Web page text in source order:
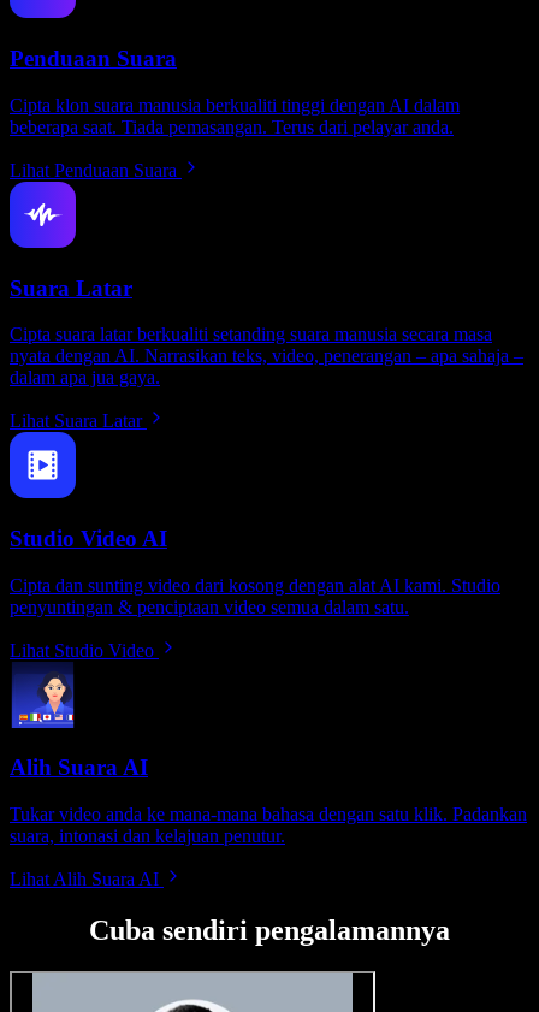
Penduaan Suara
Cipta klon suara manusia berkualiti tinggi dengan AI dalam
beberapa saat. Tiada pemasangan. Terus dari pelayar anda.
Lihat Penduaan Suara
Suara Latar
Cipta suara latar berkualiti setanding suara manusia secara masa
nyata dengan AI. Narrasikan teks, video, penerangan – apa sahaja –
dalam apa jua gaya.
Lihat Suara Latar
Studio Video AI
Cipta dan sunting video dari kosong dengan alat AI kami. Studio
penyuntingan & penciptaan video semua dalam satu.
Lihat Studio Video
Alih Suara AI
Tukar video anda ke mana-mana bahasa dengan satu klik. Padankan
suara, intonasi dan kelajuan penutur.
Lihat Alih Suara AI
Cuba sendiri pengalamannya